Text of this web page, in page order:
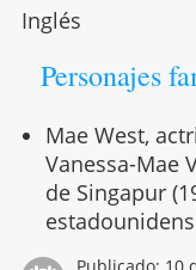
Inglés
Personajes
Mae West,
Vanessa-Mae
de Singapur